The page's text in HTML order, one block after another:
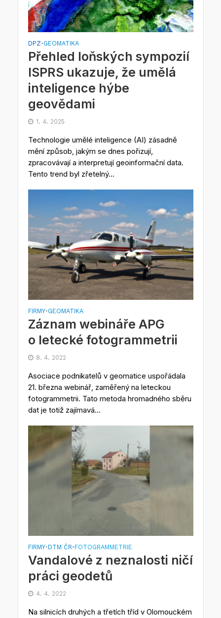
DPZ•GEOMATIKA
Přehled loňských sympozií
ISPRS ukazuje, že umělá
inteligence hýbe
geovědami
1. 4. 2025
Technologie umělé inteligence (AI) zásadně
mění způsob, jakým se dnes pořizují,
zpracovávají a interpretují geoinformační data.
Tento trend byl zřetelný...
FIRMY•GEOMATIKA
Záznam webináře APG
o letecké fotogrammetrii
8. 4. 2022
Asociace podnikatelů v geomatice uspořádala
21. března webinář, zaměřený na leteckou
fotogrammetrii. Tato metoda hromadného sběru
dat je totiž zajímavá...
FIRMY•DTM ČR•FOTOGRAMMETRIE
Vandalové z neznalosti ničí
práci geodetů
4. 4. 2022
Na silnicích druhých a třetích tříd v Olomouckém